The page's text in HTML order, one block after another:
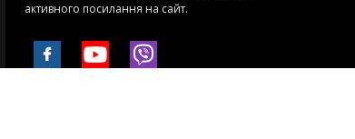
активного посилання на сайт.